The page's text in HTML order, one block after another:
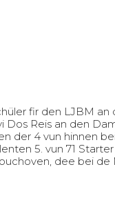
fir den LJBM
Dos Reis an den
der 4 vun hinnen
5. vun 71
dee bei de